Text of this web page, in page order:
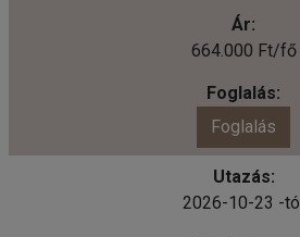
664.000 Ft/fő
Foglalás
2026-10-23 -